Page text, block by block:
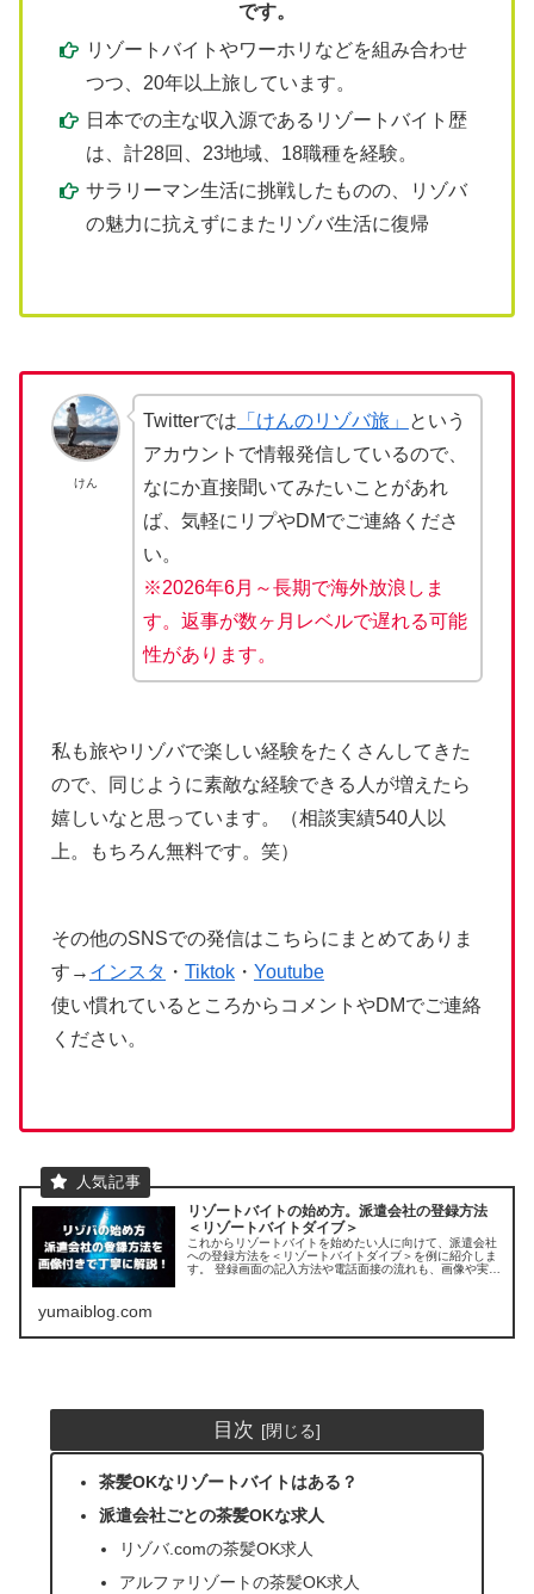
です。
リゾートバイトやワーホリなどを組み合わせ
つつ、20年以上旅しています。
日本での主な収入源であるリゾートバイト歴
は、計28回、23地域、18職種を経験。
サラリーマン生活に挑戦したものの、リゾバ
の魅力に抗えずにまたリゾバ生活に復帰
けん
Twitterでは 「けんのリゾバ旅」
という
アカウントで情報発信しているので、
なにか直接聞いてみたいことがあれ
ば、気軽にリプやDMでご連絡くださ
い。
※2026年6月～長期で海外放浪しま
す。返事が数ヶ月レベルで遅れる可能
性があります。
私も旅やリゾバで楽しい経験をたくさんしてきた
ので、同じように素敵な経験できる人が増えたら
嬉しいなと思っています。（相談実績540人以
上。もちろん無料です。笑）
その他のSNSでの発信はこちらにまとめてありま
す→ インスタ ・ Tiktok ・ Youtube
使い慣れているところからコメントやDMでご連絡
ください。
リゾートバイトの始め方。派遣会社の登録方法
＜リゾートバイトダイブ＞
これからリゾートバイトを始めたい人に向けて、派遣会社
への登録方法を＜リゾートバイトダイブ＞を例に紹介しま
す。 登録画面の記入方法や電話面接の流れも、画像や実際
yumaiblog.com
目次
茶髪OKなリゾートバイトはある？
派遣会社ごとの茶髪OKな求人
リゾバ.comの茶髪OK求人
アルファリゾートの茶髪OK求人